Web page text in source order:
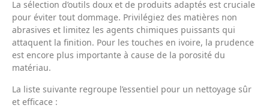
La sélection d’outils doux et de produits adaptés est cruciale
pour éviter tout dommage. Privilégiez des matières non
abrasives et limitez les agents chimiques puissants qui
attaquent la finition. Pour les touches en ivoire, la prudence
est encore plus importante à cause de la porosité du
matériau.
La liste suivante regroupe l’essentiel pour un nettoyage sûr
et efficace :